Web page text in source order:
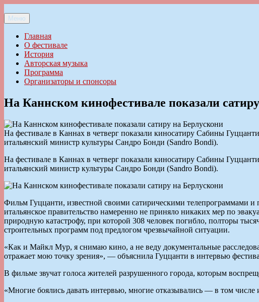
к
содержимому
Ильменский фестиваль авторской песни
Меню
Главная
О фестивале
История
Авторская музыка
Программа
Организаторы и спонсоры
На Каннском кинофестивале показали
На фестивале в Каннах в четверг показали киносатиру Сабины
итальянский министр культуры Сандро Бонди (Sandro Bondi).
На фестивале в Каннах в четверг показали киносатиру Сабины
итальянский министр культуры Сандро Бонди (Sandro Bondi).
Фильм Гуццанти, известной своими сатирическими телепрограммами
итальянское правительство намеренно не приняло никаких мер по
природную катастрофу, при которой 308 человек погибло, полторы
строительных программ под предлогом чрезвычайной ситуации.
«Как и Майкл Мур, я снимаю кино, а не веду документальные
отражает мою точку зрения», — объяснила Гуццанти в интервью
В фильме звучат голоса жителей разрушенного города, которым
«Многие боялись давать интервью, многие отказывались — в том